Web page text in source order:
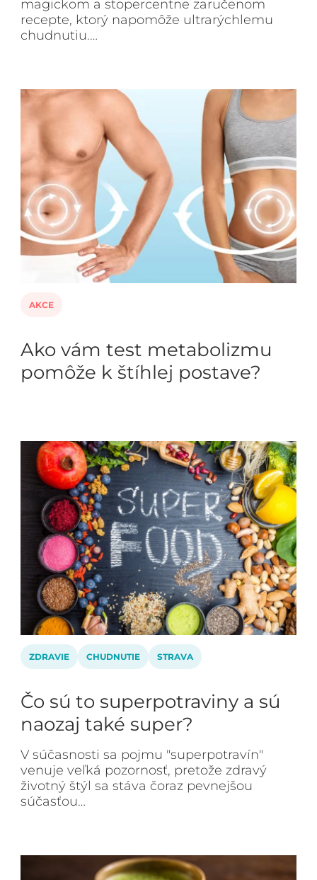
magickom a stopercentne zaručenom
recepte, ktorý napomôže ultrarýchlemu
chudnutiu.…
AKCE
Ako vám test metabolizmu
pomôže k štíhlej postave?
ZDRAVIE CHUDNUTIE STRAVA
Čo sú to superpotraviny a sú
naozaj také super?
V súčasnosti sa pojmu "superpotravín"
venuje veľká pozornosť, pretože zdravý
životný štýl sa stáva čoraz pevnejšou
súčasťou…